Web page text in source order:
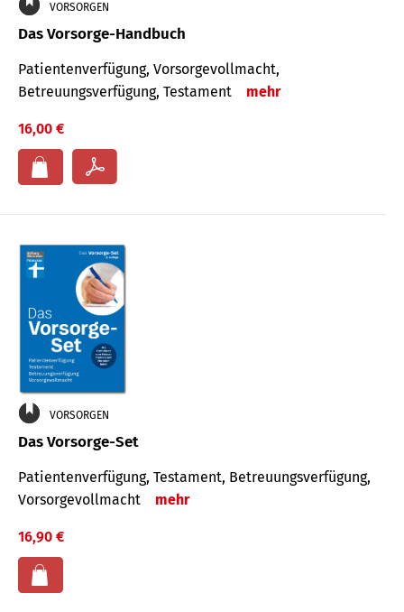
VORSORGEN
Das Vorsorge-Handbuch
Patientenverfügung, Vorsorgevollmacht,
Betreuungsverfügung, Testament
mehr
16,00 €
VORSORGEN
Das Vorsorge-Set
Patienten­ver­fügung, Testa­ment, Be­treuungs­verfü­gung,
Vor­sorge­voll­macht
mehr
16,90 €